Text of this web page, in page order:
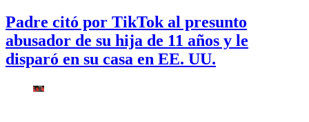
Padre citó por TikTok al presunto
abusador de su hija de 11 años y le
disparó en su casa en EE. UU.